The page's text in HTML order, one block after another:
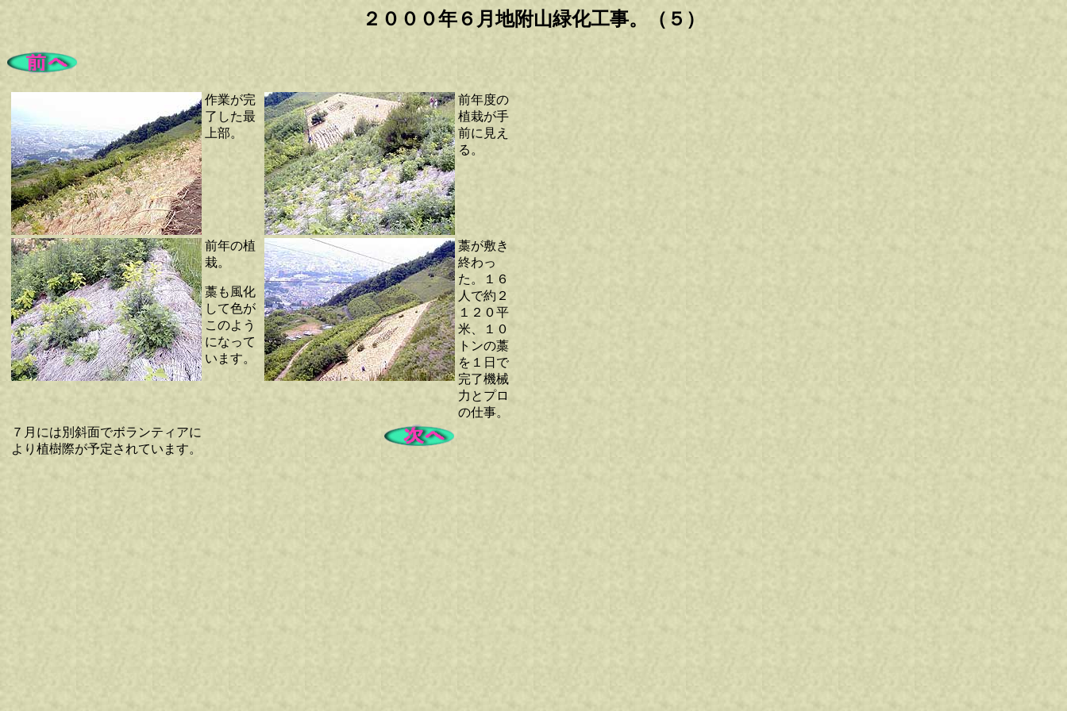
２０００年６月地附山緑化工事。（５）
作業が完
了した最
上部。
前年度の
植栽が手
前に見え
る。
前年の植
栽。
藁も風化
して色が
このよう
になって
います。
藁が敷き
終わっ
た。１６
人で約２
１２０平
米、１０
トンの藁
を１日で
完了機械
力とプロ
の仕事。
７月には別斜面でボランティアに
より植樹際が予定されています。